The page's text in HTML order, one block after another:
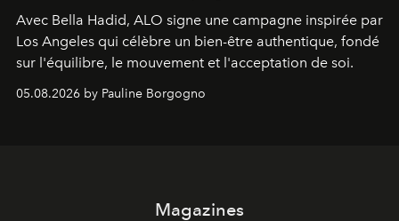
Avec Bella Hadid, ALO signe une campagne inspirée par
Los Angeles qui célèbre un bien-être authentique, fondé
sur l'équilibre, le mouvement et l'acceptation de soi.
05.08.2026 by Pauline Borgogno
Magazines